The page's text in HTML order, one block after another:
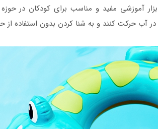
آموزشی مفید و مناسب برای کودکان در
آب حرکت کنند و به شنا کردن بدون استفاده از